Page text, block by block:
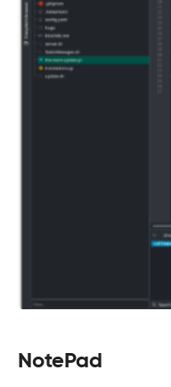
NotePad